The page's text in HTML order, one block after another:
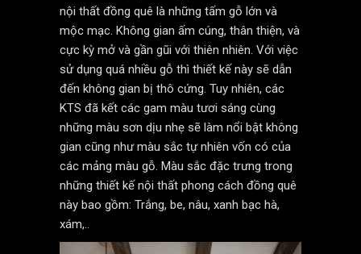
nội thất đồng quê là những tấm gỗ lớn và
mộc mạc. Không gian ấm cúng, thân thiện, và
cực kỳ mở và gần gũi với thiên nhiên. Với việc
sử dụng quá nhiều gỗ thì thiết kế này sẽ dẫn
đến không gian bị thô cứng. Tuy nhiên, các
KTS đã kết các gam màu tươi sáng cùng
những màu sơn dịu nhẹ sẽ làm nổi bật không
gian cũng như màu sắc tự nhiên vốn có của
các mảng màu gỗ. Màu sắc đặc trưng trong
những thiết kế nội thất phong cách đồng quê
này bao gồm: Trắng, be, nâu, xanh bạc hà,
xám,..